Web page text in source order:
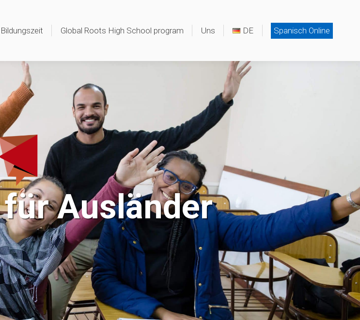
Bildungszeit Global Roots High School program Uns DE Spanisch Online
Ausländer